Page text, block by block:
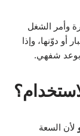
وأمر الشغل
أو دوّنها، وإذا
بوعد شفهي.
لأن السعة